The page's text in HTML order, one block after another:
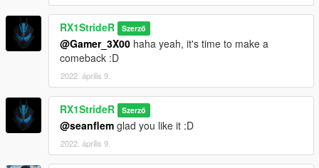
RX1StrideR Szerző
@Gamer_3X00 haha yeah, it's time to make a
comeback :D
2022. április 9.
RX1StrideR Szerző
@seanflem glad you like it :D
2022. április 9.